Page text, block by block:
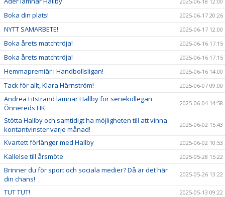
Boka din plats! 2025-06-17 20:26
NYTT SAMARBETE! 2025-06-17 12:00
Boka årets matchtröja! 2025-06-16 17:15
Boka årets matchtröja! 2025-06-16 17:15
Hemmapremiär i Handbollsligan! 2025-06-16 14:00
Tack för allt, Klara Härnström! 2025-06-07 09:00
Andrea Litstrand lämnar Hallby för seriekollegan
Önnereds HK
2025-06-04 14:58
Stötta Hallby och samtidigt ha möjligheten till att vinna
kontantvinster varje månad!
2025-06-02 15:43
Kvartett förlänger med Hallby 2025-06-02 10:53
Kallelse till årsmöte 2025-05-28 15:22
Brinner du för sport och sociala medier? Då är det här
din chans!
2025-05-26 13:22
TUT TUT! 2025-05-13 09:22